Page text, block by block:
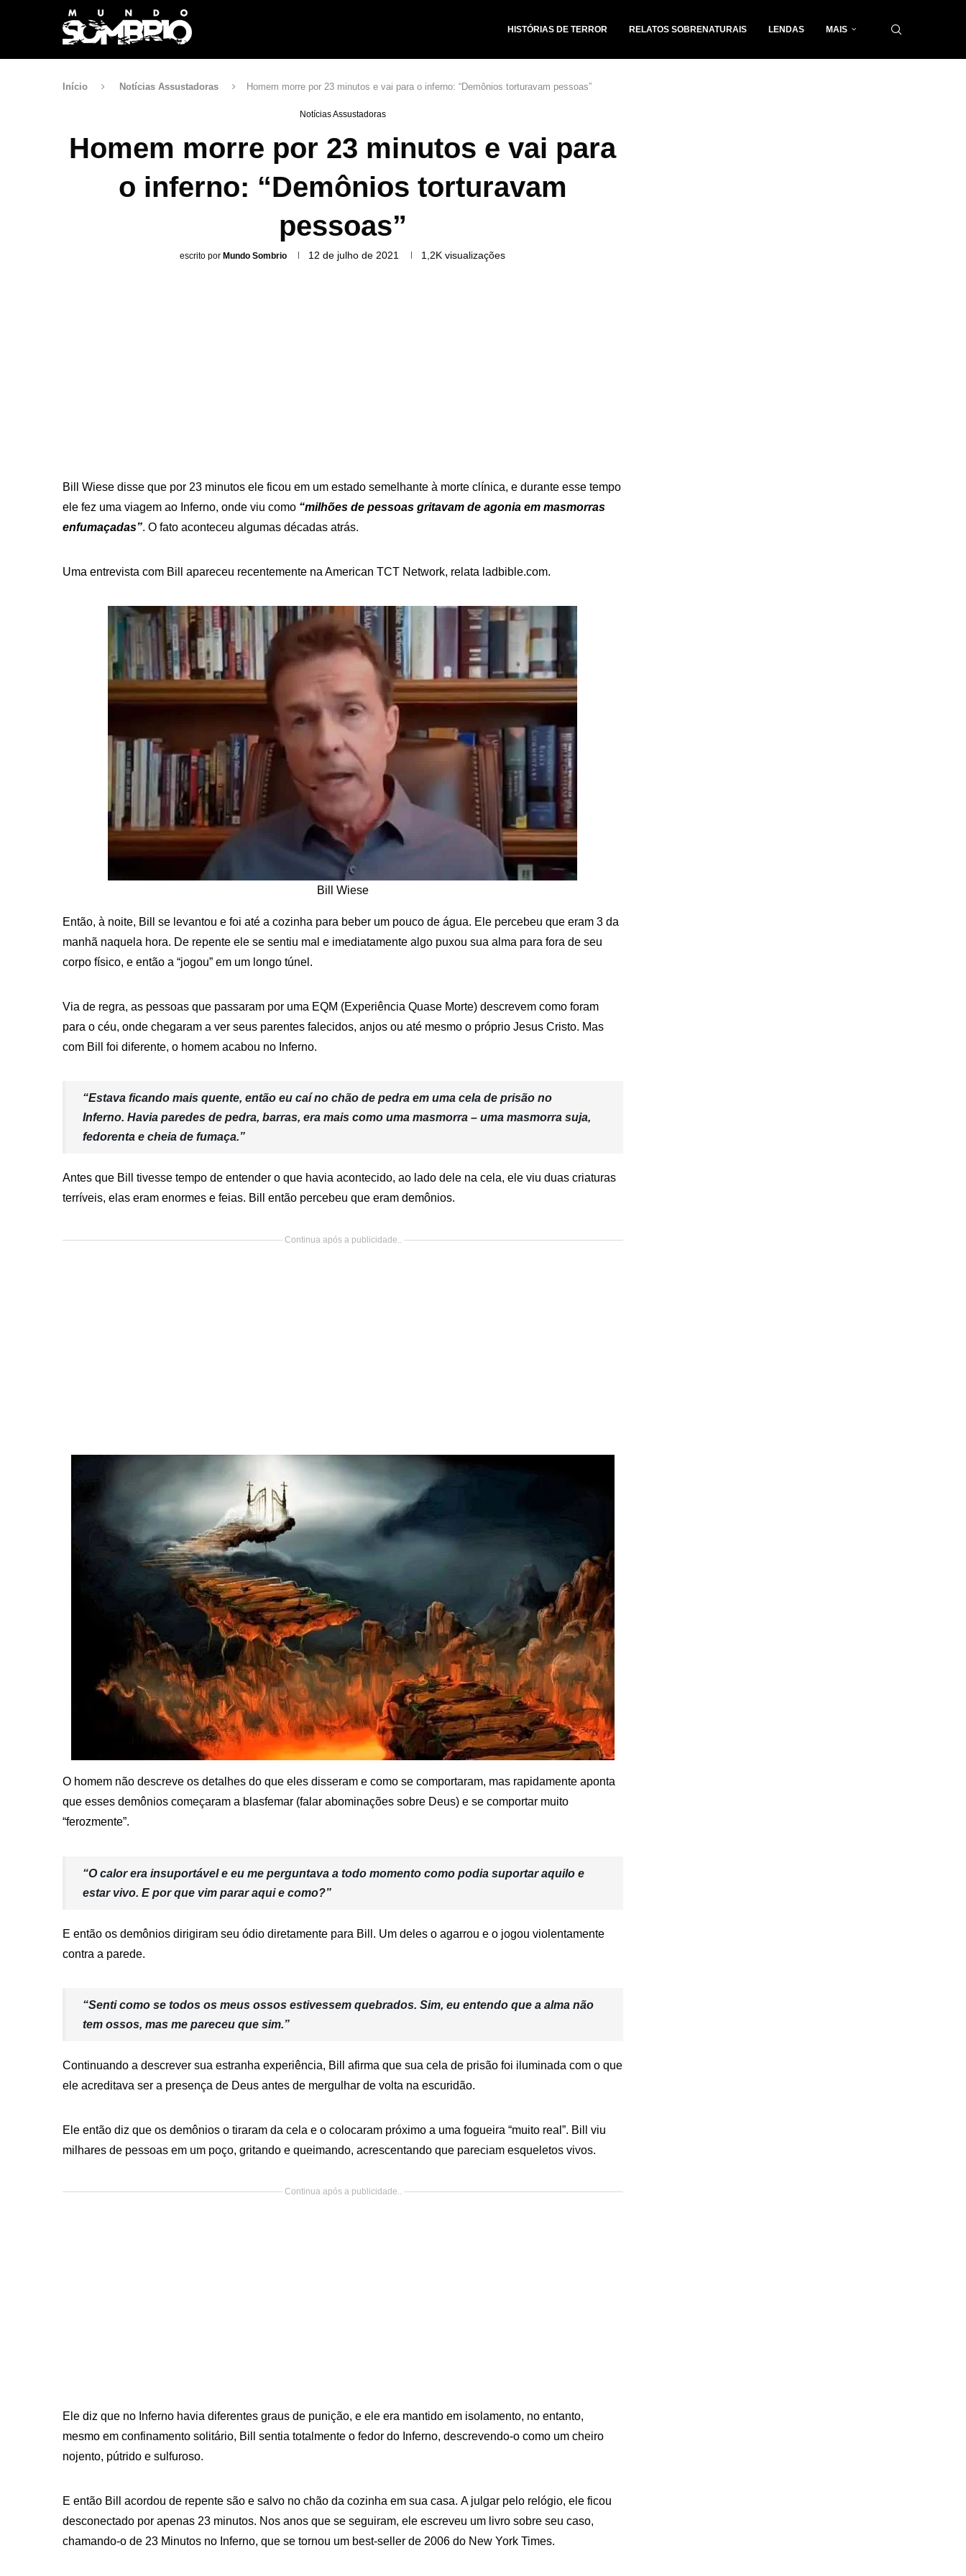
HISTÓRIAS DE TERROR RELATOS SOBRENATURAIS LENDAS MAIS
Início Notícias Assustadoras Homem morre por 23 minutos e vai para o inferno: “Demônios torturavam pessoas”
Notícias Assustadoras
Homem morre por 23 minutos e vai para
o inferno: “Demônios torturavam
pessoas”
escrito por Mundo Sombrio 12 de julho de 2021 1,2K visualizações
Bill Wiese disse que por 23 minutos ele ficou em um estado semelhante à morte clínica, e durante esse tempo
ele fez uma viagem ao Inferno, onde viu como “milhões de pessoas gritavam de agonia em masmorras
enfumaçadas”. O fato aconteceu algumas décadas atrás.
Uma entrevista com Bill apareceu recentemente na American TCT Network, relata ladbible.com.
Bill Wiese
Então, à noite, Bill se levantou e foi até a cozinha para beber um pouco de água. Ele percebeu que eram 3 da
manhã naquela hora. De repente ele se sentiu mal e imediatamente algo puxou sua alma para fora de seu
corpo físico, e então a “jogou” em um longo túnel.
Via de regra, as pessoas que passaram por uma EQM (Experiência Quase Morte) descrevem como foram
para o céu, onde chegaram a ver seus parentes falecidos, anjos ou até mesmo o próprio Jesus Cristo. Mas
com Bill foi diferente, o homem acabou no Inferno.
“Estava ficando mais quente, então eu caí no chão de pedra em uma cela de prisão no
Inferno. Havia paredes de pedra, barras, era mais como uma masmorra – uma masmorra suja,
fedorenta e cheia de fumaça.”
Antes que Bill tivesse tempo de entender o que havia acontecido, ao lado dele na cela, ele viu duas criaturas
terríveis, elas eram enormes e feias. Bill então percebeu que eram demônios.
Continua após a publicidade..
O homem não descreve os detalhes do que eles disseram e como se comportaram, mas rapidamente aponta
que esses demônios começaram a blasfemar (falar abominações sobre Deus) e se comportar muito
“ferozmente”.
“O calor era insuportável e eu me perguntava a todo momento como podia suportar aquilo e
estar vivo. E por que vim parar aqui e como?”
E então os demônios dirigiram seu ódio diretamente para Bill. Um deles o agarrou e o jogou violentamente
contra a parede.
“Senti como se todos os meus ossos estivessem quebrados. Sim, eu entendo que a alma não
tem ossos, mas me pareceu que sim.”
Continuando a descrever sua estranha experiência, Bill afirma que sua cela de prisão foi iluminada com o que
ele acreditava ser a presença de Deus antes de mergulhar de volta na escuridão.
Ele então diz que os demônios o tiraram da cela e o colocaram próximo a uma fogueira “muito real”. Bill viu
milhares de pessoas em um poço, gritando e queimando, acrescentando que pareciam esqueletos vivos.
Continua após a publicidade..
Ele diz que no Inferno havia diferentes graus de punição, e ele era mantido em isolamento, no entanto,
mesmo em confinamento solitário, Bill sentia totalmente o fedor do Inferno, descrevendo-o como um cheiro
nojento, pútrido e sulfuroso.
E então Bill acordou de repente são e salvo no chão da cozinha em sua casa. A julgar pelo relógio, ele ficou
desconectado por apenas 23 minutos. Nos anos que se seguiram, ele escreveu um livro sobre seu caso,
chamando-o de 23 Minutos no Inferno, que se tornou um best-seller de 2006 do New York Times.